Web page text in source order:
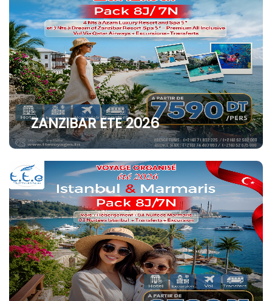
ZANZIBAR ETE 2026